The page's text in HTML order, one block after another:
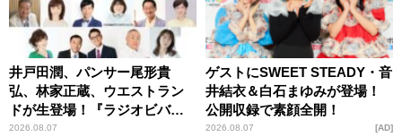
井戸田潤、パンサー尾形貴
弘、林家正蔵、ウエストラン
ドが生登場！『ラジオビバリ
ー昼ズ』
2026.08.07
ゲストにSWEET STEADY・音
井結衣＆白石まゆみが登場！
公開収録で素顔全開！
2026.08.07 AD